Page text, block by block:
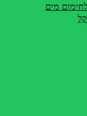
מים